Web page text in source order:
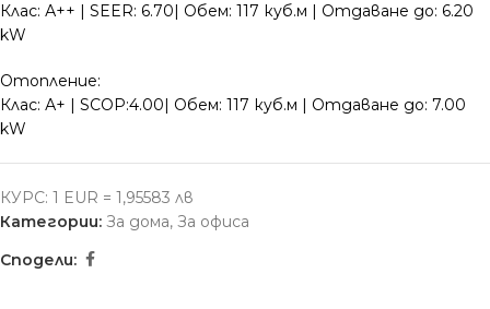
Клас: А++ | SEER: 6.70| Обем: 117 куб.м | Отдаване до: 6.20
kW
Отопление:
Клас: А+ | SCOP:4.00| Обем: 117 куб.м | Отдаване до: 7.00
kW
КУРС: 1 EUR = 1,95583 лв
Категории: За дома, За офиса
Сподели: